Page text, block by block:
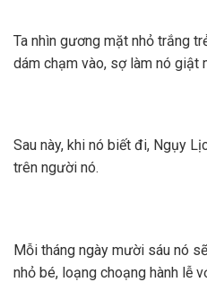
Ta nhìn gương mặt nhỏ trắng
dám chạm vào, sợ làm nó giật
Sau này, khi nó biết đi, Ngụy
trên người nó.
Mỗi tháng ngày mười sáu nó
nhỏ bé, loạng choạng hành lễ